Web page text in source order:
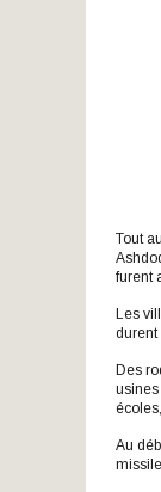
Tout
furent
Les
durent
Des
Au